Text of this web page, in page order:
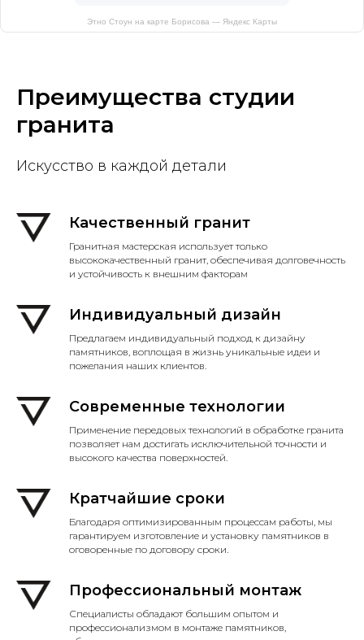
Этно Стоун на карте Борисова — Яндекс Карты
Преимущества студии
гранита
Искусство в каждой детали
Качественный гранит
Гранитная мастерская использует только
высококачественный гранит, обеспечивая долговечность
и устойчивость к внешним факторам
Индивидуальный дизайн
Предлагаем индивидуальный подход к дизайну
памятников, воплощая в жизнь уникальные идеи и
пожелания наших клиентов.
Современные технологии
Применение передовых технологий в обработке гранита
позволяет нам достигать исключительной точности и
высокого качества поверхностей.
Кратчайшие сроки
Благодаря оптимизированным процессам работы, мы
гарантируем изготовление и установку памятников в
оговоренные по договору сроки.
Профессиональный монтаж
Специалисты обладают большим опытом и
профессионализмом в монтаже памятников,